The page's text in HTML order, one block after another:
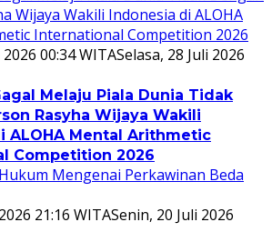
00:34 WITASelasa, 28 Juli 2026
Melaju Piala Dunia Tidak
Rasyha Wijaya Wakili
ALOHA Mental Arithmetic
Competition 2026
21:16 WITASenin, 20 Juli 2026